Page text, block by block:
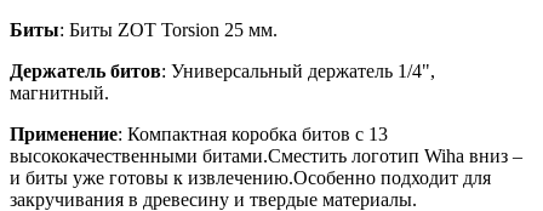
Биты: Биты ZOT Torsion 25 мм.
Держатель битов: Универсальный держатель 1/4",
магнитный.
Применение: Компактная коробка битов с 13
высококачественными битами.Сместить логотип Wiha вниз –
и биты уже готовы к извлечению.Особенно подходит для
закручивания в древесину и твердые материалы.